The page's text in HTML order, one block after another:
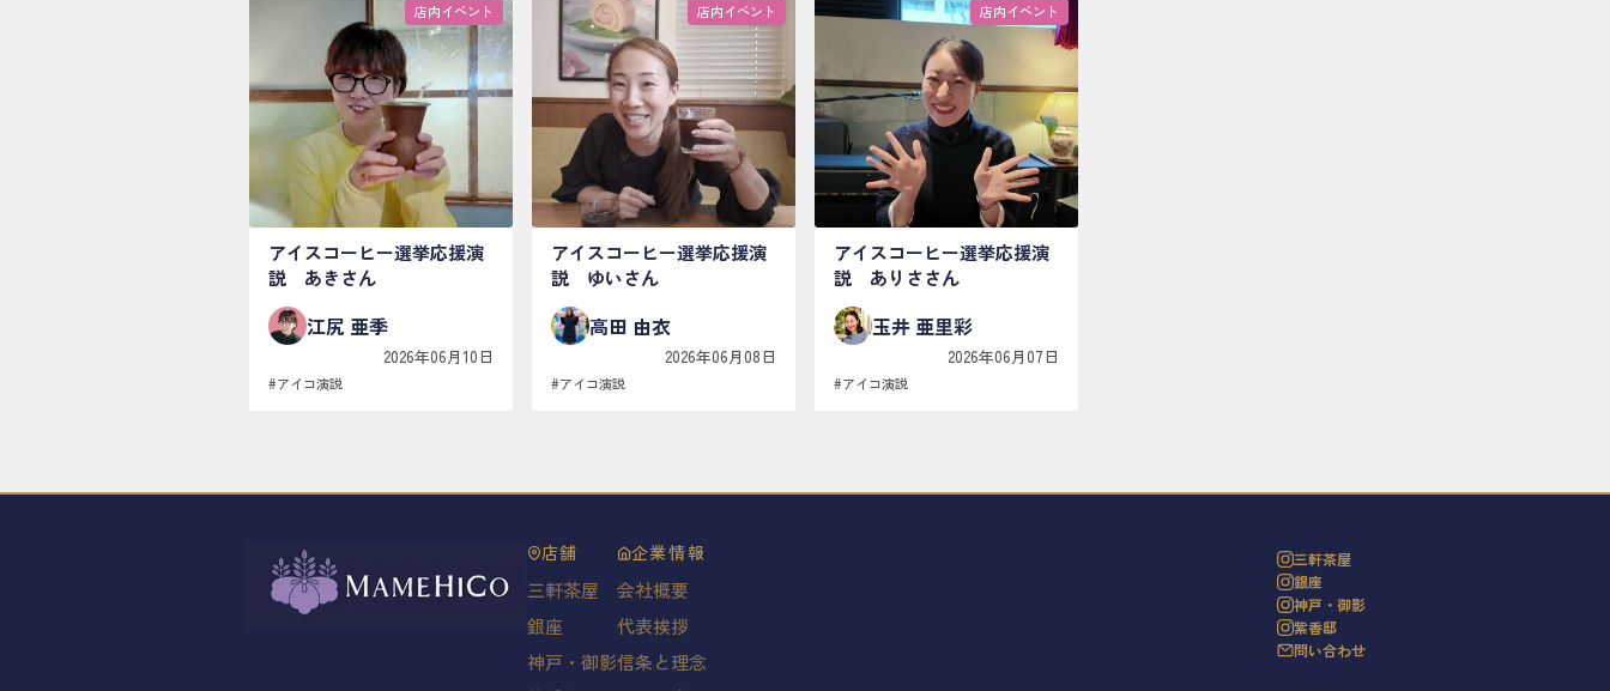
店内イベント
アイスコーヒー選挙応援演
説 あきさん
江尻 亜季
2026年06月10日
#アイコ演説
店内イベント
アイスコーヒー選挙応援演
説 ゆいさん
高田 由衣
2026年06月08日
#アイコ演説
店内イベント
アイスコーヒー選挙応援演
説 ありささん
玉井 亜里彩
2026年06月07日
#アイコ演説
店舗
三軒茶屋
銀座
神戸・御影
企業情報
会社概要
代表挨拶
信条と理念
三軒茶屋
銀座
神戸・御影
紫香邸
問い合わせ